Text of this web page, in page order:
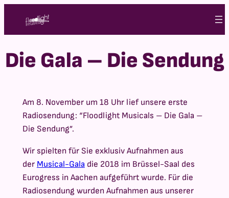
springen
Die Gala – Die Sendung
Am 8. November um 18 Uhr lief unsere erste
Radiosendung: “Floodlight Musicals – Die Gala –
Die Sendung”.
Wir spielten für Sie exklusiv Aufnahmen aus
der Musical-Galadie 2018 im Brüssel-Saal des
Eurogress in Aachen aufgeführt wurde. Für die
Radiosendung wurden Aufnahmen aus unserer